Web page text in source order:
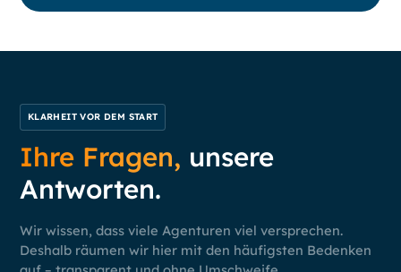
KLARHEIT VOR DEM START
Ihre Fragen, unsere
Antworten.
Wir wissen, dass viele Agenturen viel versprechen.
Deshalb räumen wir hier mit den häufigsten Bedenken